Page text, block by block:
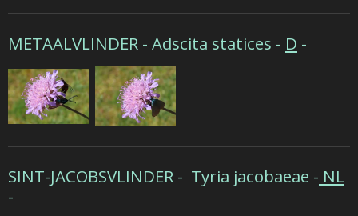
METAALVLINDER - Adscita statices - D -
SINT-JACOBSVLINDER - Tyria jacobaeae - NL
-